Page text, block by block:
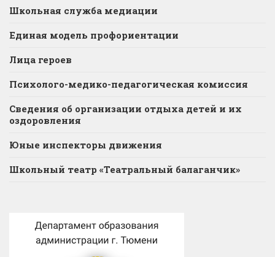
Школьная служба медиации
Единая модель профориентации
Лица героев
Психолого-медико-педагогическая комиссия
Сведения об организации отдыха детей и их
оздоровления
Юные инспекторы движения
Школьный театр «Театральный балаганчик»